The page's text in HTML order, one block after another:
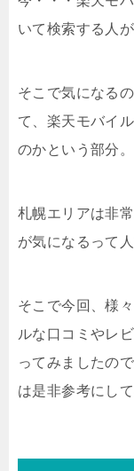
いて検索する人
そこで気になる
て、楽天モバイ
のかという部分。
札幌エリアは非
が気になるって
そこで今回、様
ルな口コミやレ
ってみましたの
は是非参考にし